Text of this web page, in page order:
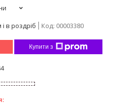
в роздріб Код: 00003380
Купити з